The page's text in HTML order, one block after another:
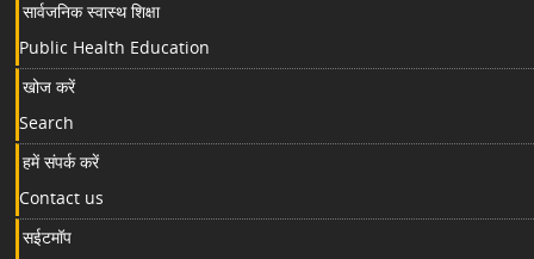
सार्वजनिक स्वास्थ शिक्षा
Public Health Education
खोज करें
Search
हमें संपर्क करें
Contact us
सईटमॉप